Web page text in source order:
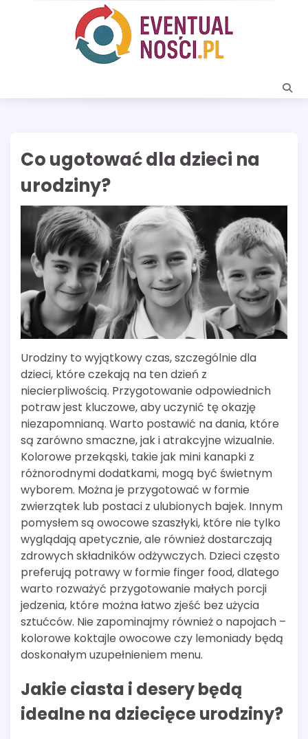
Co ugotować dla dzieci na
urodziny?
Urodziny to wyjątkowy czas, szczególnie dla
dzieci, które czekają na ten dzień z
niecierpliwością. Przygotowanie odpowiednich
potraw jest kluczowe, aby uczynić tę okazję
niezapomnianą. Warto postawić na dania, które
są zarówno smaczne, jak i atrakcyjne wizualnie.
Kolorowe przekąski, takie jak mini kanapki z
różnorodnymi dodatkami, mogą być świetnym
wyborem. Można je przygotować w formie
zwierzątek lub postaci z ulubionych bajek. Innym
pomysłem są owocowe szaszłyki, które nie tylko
wyglądają apetycznie, ale również dostarczają
zdrowych składników odżywczych. Dzieci często
preferują potrawy w formie finger food, dlatego
warto rozważyć przygotowanie małych porcji
jedzenia, które można łatwo zjeść bez użycia
sztućców. Nie zapominajmy również o napojach –
kolorowe koktajle owocowe czy lemoniady będą
doskonałym uzupełnieniem menu.
Jakie ciasta i desery będą
idealne na dziecięce urodziny?